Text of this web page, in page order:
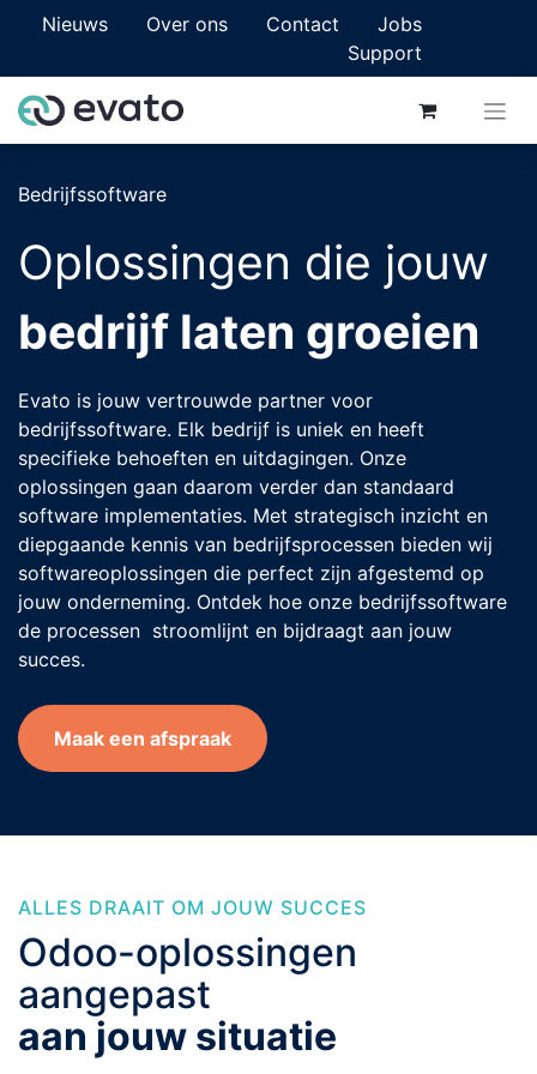
Nieuws Over ons Contact
Jobs
Support
Bedrijfssoftware
Oplossingen die jouw
bedrijf laten groeien
Evato is jouw vertrouwde partner voor
bedrijfssoftware. Elk bedrijf is uniek en heeft
specifieke behoeften en uitdagingen. Onze
oplossingen gaan daarom verder dan standaard
software implementaties. Met strategisch inzicht en
diepgaande kennis van bedrijfsprocessen bieden wij
softwareoplossingen die perfect zijn afgestemd op
jouw onderneming. Ontdek hoe onze bedrijfssoftware
de processen stroomlijnt en bijdraagt aan jouw
succes.
Maak een afspraak
ALLES DRAAIT OM JOUW SUCCES
Odoo-oplossingen
aangepast
aan jouw situatie